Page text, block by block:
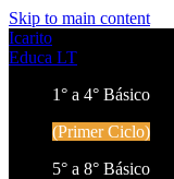
Skip to main content
Icarito
Educa LT
1° a 4° Básico
(Primer Ciclo)
5° a 8° Básico